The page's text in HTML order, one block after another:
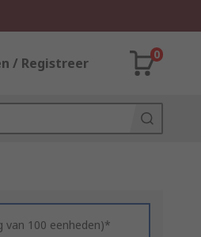
/ Registreer
0
van 100 eenheden)*